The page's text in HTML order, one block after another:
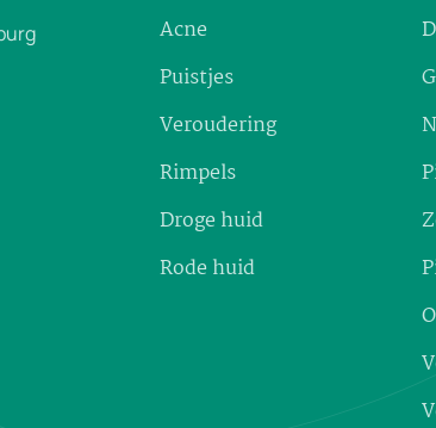
Acne
Puistjes
Veroudering
Rimpels
Droge huid
Rode huid